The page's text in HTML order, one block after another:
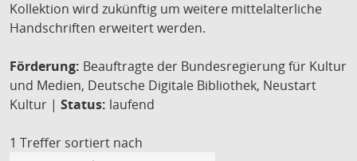
Kollektion wird zukünftig um weitere mittelalterliche
Handschriften erweitert werden.
Förderung: Beauftragte der Bundesregierung für Kultur
und Medien, Deutsche Digitale Bibliothek, Neustart
Kultur | Status: laufend
1 Treffer sortiert nach